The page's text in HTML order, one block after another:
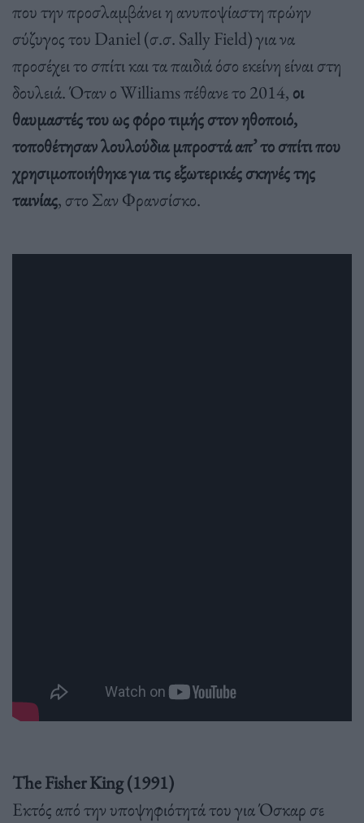
που την προσλαμβάνει η ανυποψίαστη πρώην
σύζυγος του Daniel (σ.σ. Sally Field) για να
προσέχει το σπίτι και τα παιδιά όσο εκείνη είναι στη
δουλειά. Όταν ο Williams πέθανε το 2014, οι
θαυμαστές του ως φόρο τιμής στον ηθοποιό,
τοποθέτησαν λουλούδια μπροστά απ’ το σπίτι που
χρησιμοποιήθηκε για τις εξωτερικές σκηνές της
ταινίας, στο Σαν Φρανσίσκο.
The Fisher King (1991)
Εκτός από την υποψηφιότητά του για Όσκαρ σε